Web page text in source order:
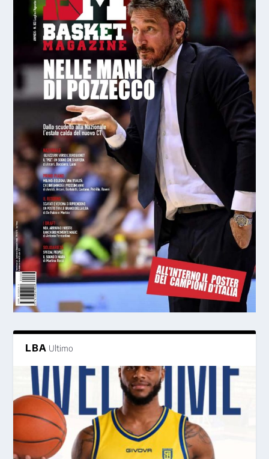
LBA Ultimo